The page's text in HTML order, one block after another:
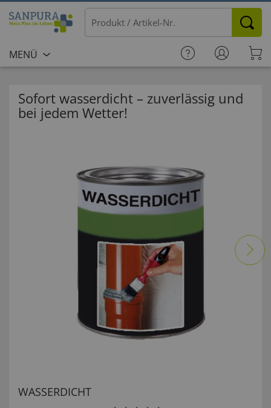
MENÜ
Sofort wasserdicht – zuverlässig und
bei jedem Wetter!
WASSERDICHT